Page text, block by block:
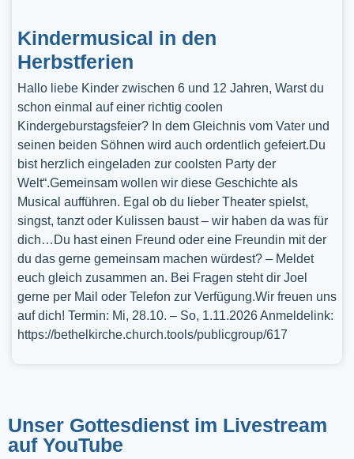
Kindermusical in den
Herbstferien
Hallo liebe Kinder zwischen 6 und 12 Jahren, Warst du
schon einmal auf einer richtig coolen
Kindergeburstagsfeier? In dem Gleichnis vom Vater und
seinen beiden Söhnen wird auch ordentlich gefeiert.Du
bist herzlich eingeladen zur coolsten Party der
Welt“.Gemeinsam wollen wir diese Geschichte als
Musical aufführen. Egal ob du lieber Theater spielst,
singst, tanzt oder Kulissen baust – wir haben da was für
dich…Du hast einen Freund oder eine Freundin mit der
du das gerne gemeinsam machen würdest? – Meldet
euch gleich zusammen an. Bei Fragen steht dir Joel
gerne per Mail oder Telefon zur Verfügung.Wir freuen uns
auf dich! Termin: Mi, 28.10. – So, 1.11.2026 Anmeldelink:
https://bethelkirche.church.tools/publicgroup/617
Unser Gottesdienst im Livestream
auf YouTube